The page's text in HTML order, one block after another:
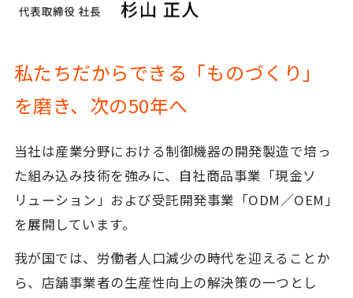
私たちだからできる「ものづくり」
を磨き、次の50年へ
当社は産業分野における制御機器の開発製造で培っ
た組み込み技術を強みに、自社商品事業「現金ソ
リューション」および受託開発事業「ODM／OEM」
を展開しています。
我が国では、労働者人口減少の時代を迎えることか
ら、店舗事業者の生産性向上の解決策の一つとし